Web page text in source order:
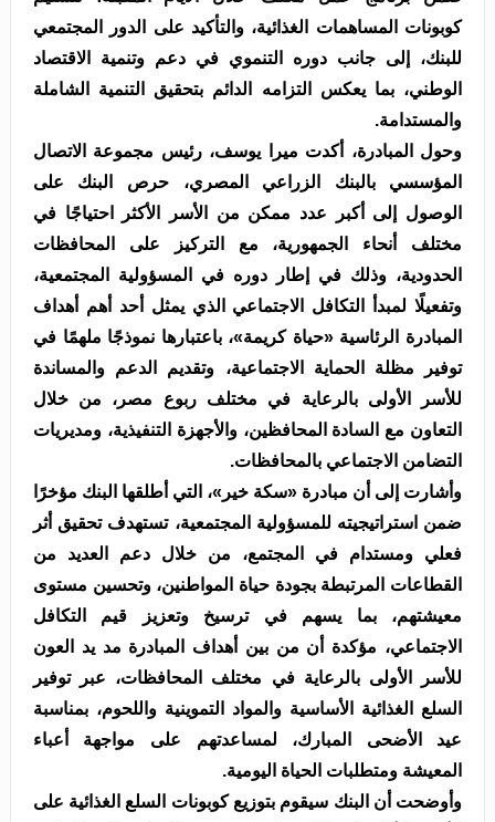
كوبونات المساهمات الغذائية، والتأكيد على الدور المجتمعي
للبنك، إلى جانب دوره التنموي في دعم وتنمية الاقتصاد
الوطني، بما يعكس التزامه الدائم بتحقيق التنمية الشاملة
والمستدامة.
وحول المبادرة، أكدت ميرا يوسف، رئيس مجموعة الاتصال
المؤسسي بالبنك الزراعي المصري، حرص البنك على
الوصول إلى أكبر عدد ممكن من الأسر الأكثر احتياجًا في
مختلف أنحاء الجمهورية، مع التركيز على المحافظات
الحدودية، وذلك في إطار دوره في المسؤولية المجتمعية،
وتفعيلًا لمبدأ التكافل الاجتماعي الذي يمثل أحد أهم أهداف
المبادرة الرئاسية «حياة كريمة»، باعتبارها نموذجًا ملهمًا في
توفير مظلة الحماية الاجتماعية، وتقديم الدعم والمساندة
للأسر الأولى بالرعاية في مختلف ربوع مصر، من خلال
التعاون مع السادة المحافظين، والأجهزة التنفيذية، ومديريات
التضامن الاجتماعي بالمحافظات.
وأشارت إلى أن مبادرة «سكة خير»، التي أطلقها البنك مؤخرًا
ضمن استراتيجيته للمسؤولية المجتمعية، تستهدف تحقيق أثر
فعلي ومستدام في المجتمع، من خلال دعم العديد من
القطاعات المرتبطة بجودة حياة المواطنين، وتحسين مستوى
معيشتهم، بما يسهم في ترسيخ وتعزيز قيم التكافل
الاجتماعي، مؤكدة أن من بين أهداف المبادرة مد يد العون
للأسر الأولى بالرعاية في مختلف المحافظات، عبر توفير
السلع الغذائية الأساسية والمواد التموينية واللحوم، بمناسبة
عيد الأضحى المبارك، لمساعدتهم على مواجهة أعباء
المعيشة ومتطلبات الحياة اليومية.
وأوضحت أن البنك سيقوم بتوزيع كوبونات السلع الغذائية على